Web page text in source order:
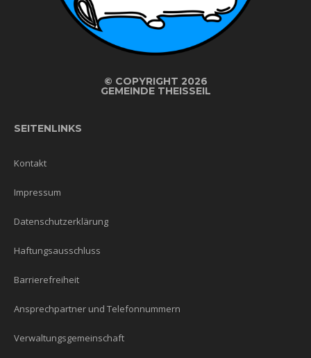
© COPYRIGHT 2026
GEMEINDE THEISSEIL
SEITENLINKS
Kontakt
Impressum
Datenschutzerklärung
Haftungsausschluss
Barrierefreiheit
Ansprechpartner und Telefonnummern
Verwaltungsgemeinschaft